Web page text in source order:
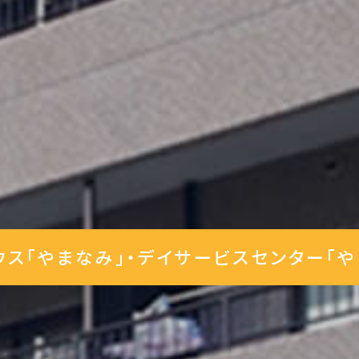
「やまなみ」 デイサービスセンター「